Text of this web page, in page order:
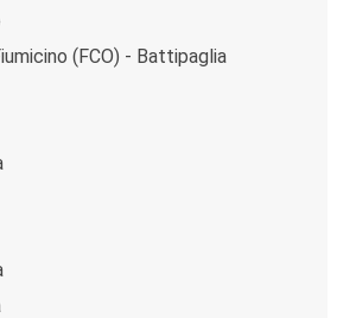
(FCO) - Battipaglia